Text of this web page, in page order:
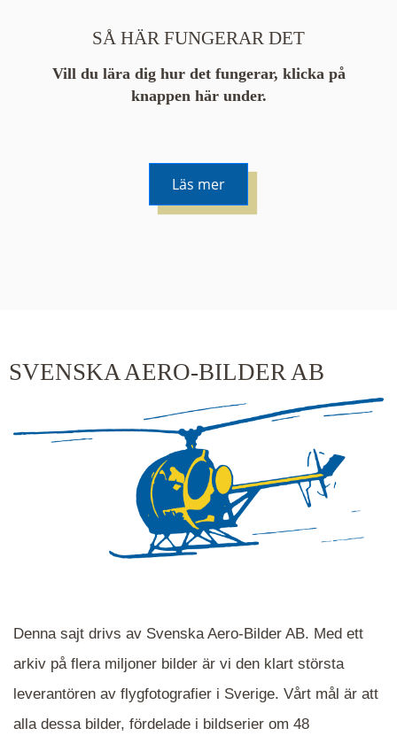
SÅ HÄR FUNGERAR DET
Vill du lära dig hur det fungerar, klicka på
knappen här under.
Läs mer
SVENSKA AERO-BILDER AB
Denna sajt drivs av Svenska Aero-Bilder AB. Med ett
arkiv på flera miljoner bilder är vi den klart största
leverantören av flygfotografier i Sverige. Vårt mål är att
alla dessa bilder, fördelade i bildserier om 48